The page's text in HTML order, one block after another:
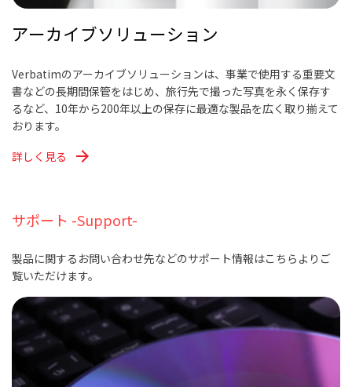
アーカイブソリューション
Verbatimのアーカイブソリューションは、事業で使用する重要文
書などの長期間保管をはじめ、旅行先で撮った写真を永く保存す
るなど、10年から200年以上の保存に最適な製品を広く取り揃えて
おります。
詳しく見る
arrow_forward
サポート -Support-
製品に関するお問い合わせ先などのサポート情報はこちらよりご
覧いただけます。